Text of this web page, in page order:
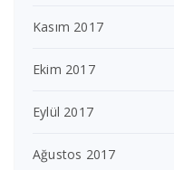
Kasım 2017
Ekim 2017
Eylül 2017
Ağustos 2017